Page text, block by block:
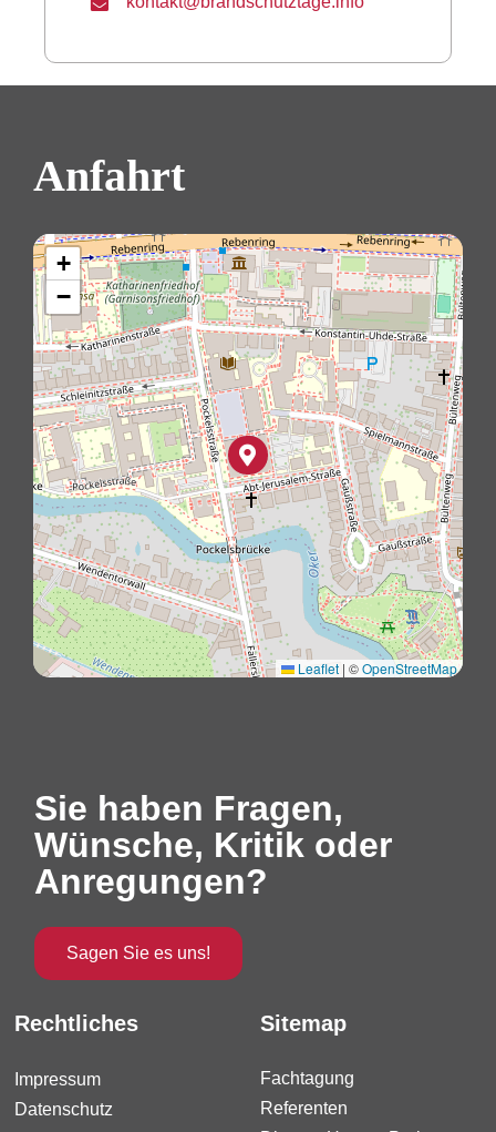
Anfahrt
+
−
Leaflet | ©OpenStreetMap
Rechtliches
Impressum
Datenschutz
Sitemap
Fachtagung
Referenten
Sie haben Fragen,
Wünsche, Kritik oder
Anregungen?
Sagen Sie es uns!